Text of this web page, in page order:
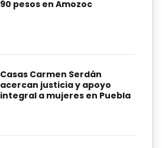
90 pesos en Amozoc
Casas Carmen Serdán
acercan justicia y apoyo
integral a mujeres en Puebla